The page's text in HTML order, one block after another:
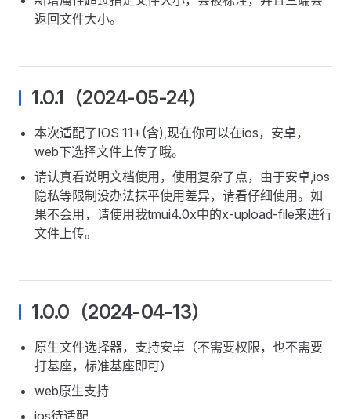
返回文件大小。
1.0.1（2024-05-24）
本次适配了IOS 11+(含),现在你可以在ios，安卓，
web下选择文件上传了哦。
请认真看说明文档使用，使用复杂了点，由于安卓,ios
隐私等限制没办法抹平使用差异，请看仔细使用。如
果不会用，请使用我tmui4.0x中的x-upload-file来进行
文件上传。
1.0.0（2024-04-13）
原生文件选择器，支持安卓（不需要权限，也不需要
打基座，标准基座即可）
web原生支持
ios待适配